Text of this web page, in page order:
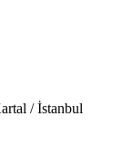
/ İstanbul